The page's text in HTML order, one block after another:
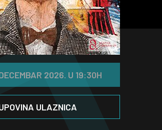
2026. U 19:30H
ULAZNICA